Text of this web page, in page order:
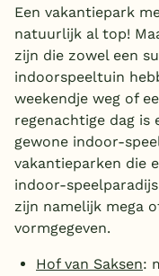
Een vakantiepark
natuurlijk al top!
zijn die zowel een
indoorspeeltuin
weekendje weg of
regenachtige dag is
gewone indoor-
vakantieparken die
indoor-
zijn namelijk mega
vormgegeven.
Hof van Saksen: